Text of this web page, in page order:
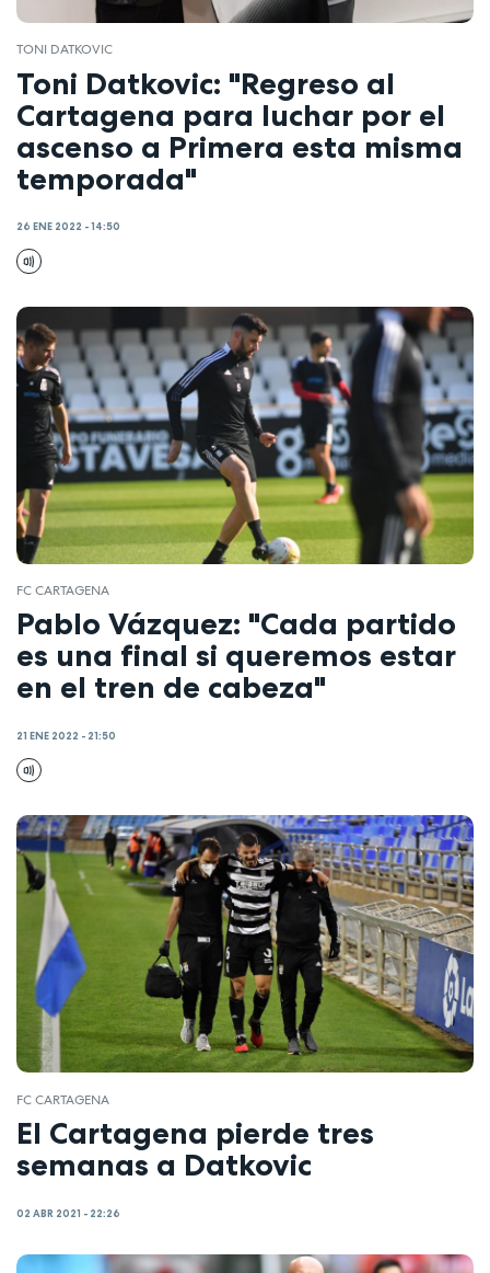
TONI DATKOVIC
Toni Datkovic: "Regreso al
Cartagena para luchar por el
ascenso a Primera esta misma
temporada"
26 ENE 2022 - 14:50
FC CARTAGENA
Pablo Vázquez: "Cada partido
es una final si queremos estar
en el tren de cabeza"
21 ENE 2022 - 21:50
FC CARTAGENA
El Cartagena pierde tres
semanas a Datkovic
02 ABR 2021 - 22:26